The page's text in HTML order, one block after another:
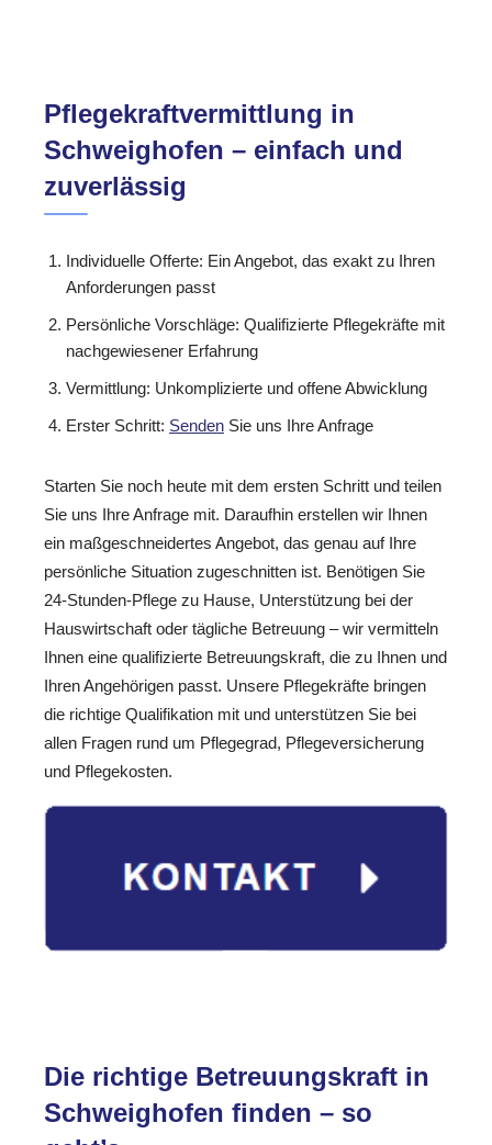
Pflegekraftvermittlung in
Schweighofen – einfach und
zuverlässig
Individuelle Offerte: Ein Angebot, das exakt zu Ihren
Anforderungen passt
Persönliche Vorschläge: Qualifizierte Pflegekräfte mit
nachgewiesener Erfahrung
Vermittlung: Unkomplizierte und offene Abwicklung
Erster Schritt: Senden Sie uns Ihre Anfrage
Starten Sie noch heute mit dem ersten Schritt und teilen
Sie uns Ihre Anfrage mit. Daraufhin erstellen wir Ihnen
ein maßgeschneidertes Angebot, das genau auf Ihre
persönliche Situation zugeschnitten ist. Benötigen Sie
24-Stunden-Pflege zu Hause, Unterstützung bei der
Hauswirtschaft oder tägliche Betreuung – wir vermitteln
Ihnen eine qualifizierte Betreuungskraft, die zu Ihnen und
Ihren Angehörigen passt. Unsere Pflegekräfte bringen
die richtige Qualifikation mit und unterstützen Sie bei
allen Fragen rund um Pflegegrad, Pflegeversicherung
und Pflegekosten.
Die richtige Betreuungskraft in
Schweighofen finden – so